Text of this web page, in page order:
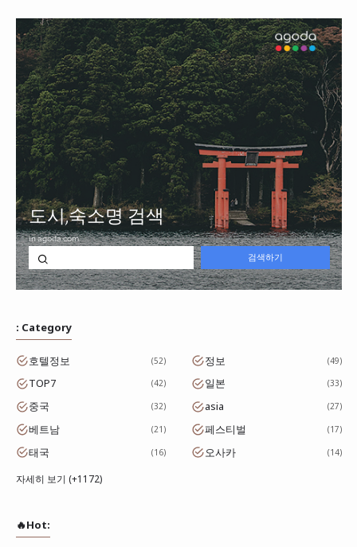
: Category
호텔정보 52 정보 49
TOP7 42 일본 33
중국 32 asia 27
베트남 21 페스티벌 17
태국 16 오사카 14
자세히 보기 (+1172)
🔥Hot: